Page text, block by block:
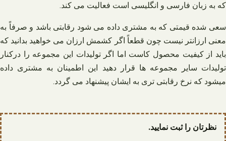
که به زبان فارسی و انگلیسی است فعالیت می کند.
سعی شده قیمتی که به مشتری داده می شود رقابتی باشد و صرفاً به
معنی ارزانتر نیست چون قطعاً اگر کشمش ارزان می خواهید بدانید که
باید از کیفیت محصول کاست اما اگر تولیدات این مجموعه را درکنار
تولیدات سایر مجموعه ها قرار دهید این اطمینان به مشتری داده
میشود که نرخ رقابتی تری به ایشان پیشنهاد می گردد.
نظرتان را ثبت نمایید.